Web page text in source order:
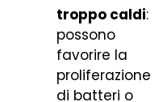
troppo caldi:
possono
favorire la
proliferazione
di batteri o